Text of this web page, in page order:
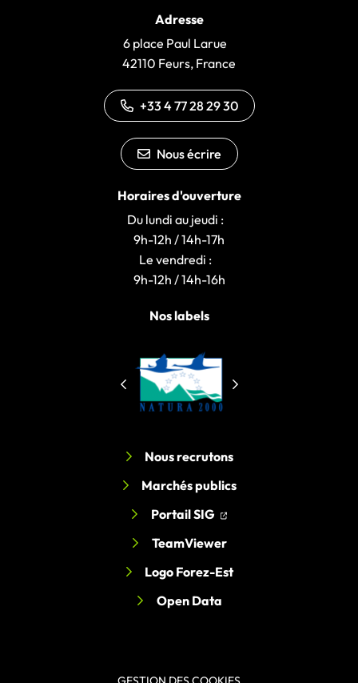
Adresse
6 place Paul Larue
42110 Feurs, France
+33 4 77 28 29 30
Nous écrire
Horaires d'ouverture
Du lundi au jeudi :
9h-12h / 14h-17h
Le vendredi :
9h-12h / 14h-16h
Nos labels
Nous recrutons
Marchés publics
Portail SIG (ouverture dans un
(ouverture dans un
TeamViewer
Logo Forez-Est
Open Data